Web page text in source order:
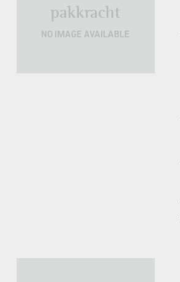
pakkracht
NO IMAGE AVAILABLE